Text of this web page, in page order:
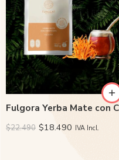
$22.490 $18.490 IVA Incl.